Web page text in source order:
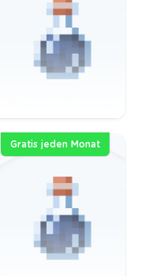
Gratis jeden Monat